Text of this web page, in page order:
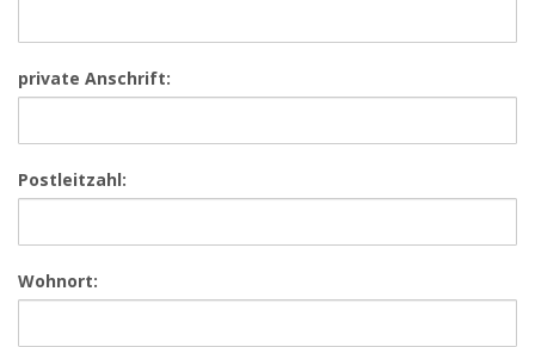
private Anschrift:
Postleitzahl:
Wohnort: